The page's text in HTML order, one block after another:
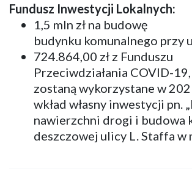
Fundusz Inwestycji Lokalnych:
1,5 mln zł na budowę
budynku komunalnego przy
724.864,00 zł z Funduszu
Przeciwdziałania COVID-
zostaną wykorzystane w
wkład własny inwestycji pn.
nawierzchni drogi i budowa
deszczowej ulicy L. Staffa w